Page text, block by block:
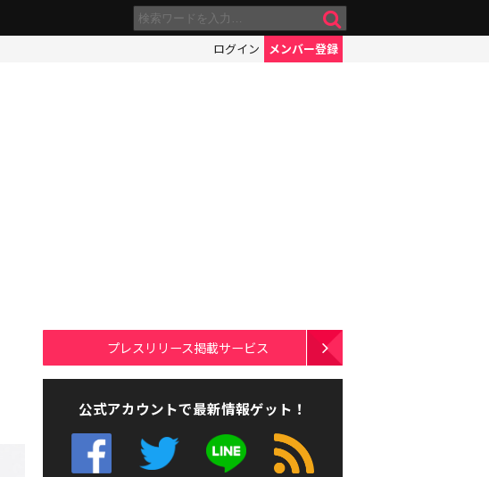
ログイン メンバー登録
プレスリリース掲載サービス
公式アカウントで最新情報ゲット！